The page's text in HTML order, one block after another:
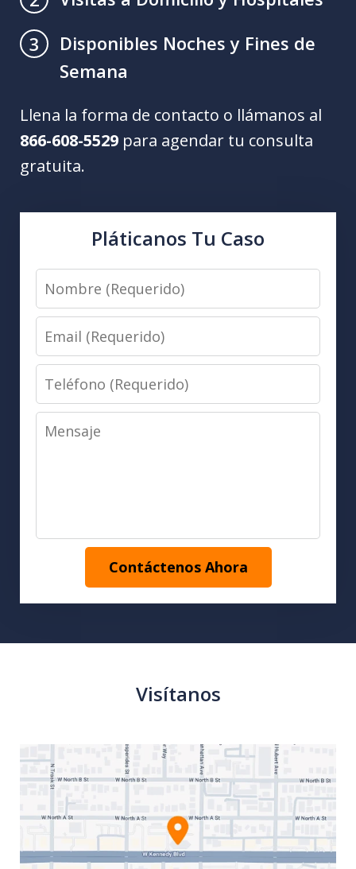
3
Disponibles Noches y Fines de
Semana
Llena la forma de contacto o llámanos al
866-608-5529 para agendar tu consulta
gratuita.
Pláticanos Tu Caso
Nombre
(Requerido)
Email
(Requerido)
Teléfono
(Requerido)
Mensaje
Contáctenos Ahora
Visítanos